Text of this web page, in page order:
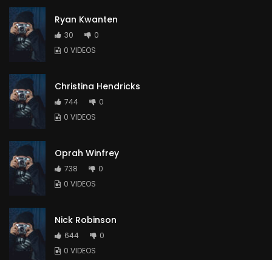
Ryan Kwanten
30
0
0 VIDEOS
Christina Hendricks
744
0
0 VIDEOS
Oprah Winfrey
738
0
0 VIDEOS
Nick Robinson
644
0
0 VIDEOS